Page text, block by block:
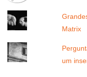
Matrix
um